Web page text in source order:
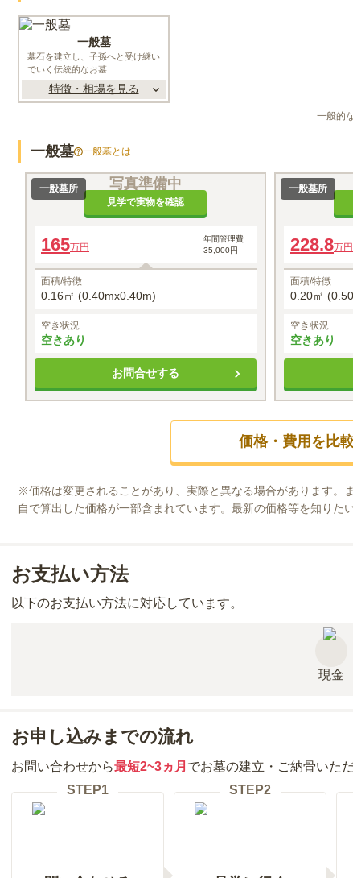
一般墓
墓石を建立し、子孫へと受け継い
でいく伝統的なお墓
特徴・相場を見る
一般的
一般墓 一般墓とは
写真準備中
見学で実物を確認
一般墓所
165万円
年間管理費
35,000円
面積/特徴
0.16㎡ (0.40mx0.40m)
空き状況
空きあり
お問合せする
一般墓所
228.8万円
面積/特徴
0.20㎡
空き状況
空きあり
価格・費用を比
※価格は変更されることがあり、実際と異なる場合があります。
自で算出した価格が一部含まれています。最新の価格等を知りた
お支払い方法
以下のお支払い方法に対応しています。
現金
お申し込みまでの流れ
お問い合わせから最短2~3ヵ月 でお墓の建立・ご納骨いただ
STEP1 STEP2